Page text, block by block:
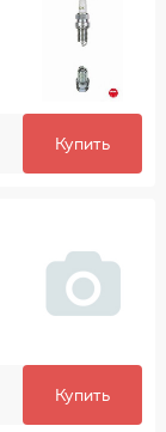
Купить
Купить